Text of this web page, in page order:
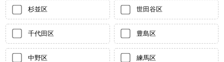
杉並区 世田谷区
千代田区 豊島区
中野区 練馬区